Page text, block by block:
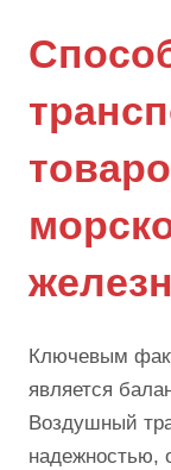
Ключевым
является
Воздушный
надежностью,